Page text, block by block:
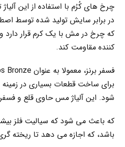
چرخ های کُرُم با استفاده از این
در برابر سایش تولید شده توسط
که چرخ در مش با یک کرم قرار دارد
کننده مقاومت کند.
برای ساخت قطعات بسیاری در
شود. این آلیاژ مس حاوی قلع و
که باعث می شود که سیالیت فلز
باشد، که اجازه می دهد تا ریخته